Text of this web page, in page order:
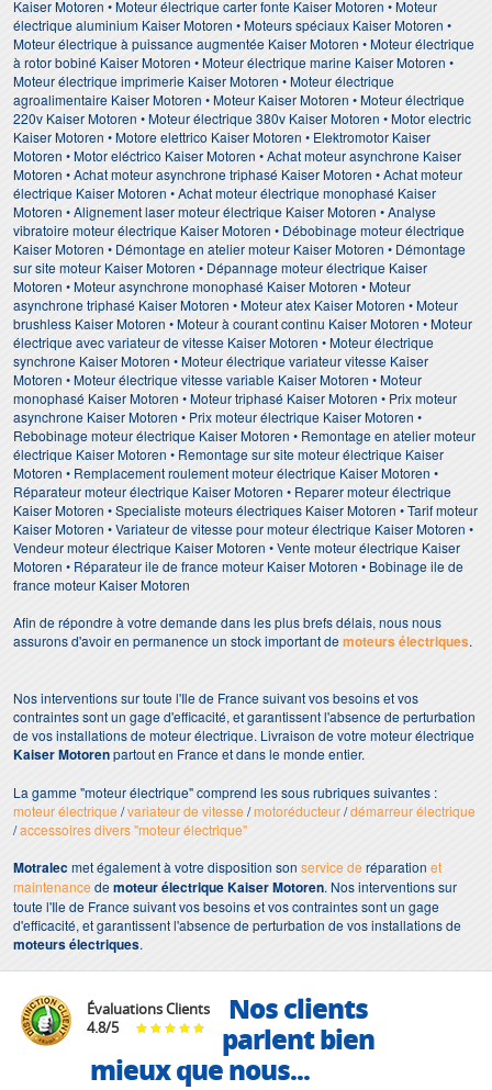
Kaiser Motoren • Moteur électrique carter fonte Kaiser Motoren • Moteur
électrique aluminium Kaiser Motoren • Moteurs spéciaux Kaiser Motoren •
Moteur électrique à puissance augmentée Kaiser Motoren • Moteur électrique
à rotor bobiné Kaiser Motoren • Moteur électrique marine Kaiser Motoren •
Moteur électrique imprimerie Kaiser Motoren • Moteur électrique
agroalimentaire Kaiser Motoren • Moteur Kaiser Motoren • Moteur électrique
220v Kaiser Motoren • Moteur électrique 380v Kaiser Motoren • Motor electric
Kaiser Motoren • Motore elettrico Kaiser Motoren • Elektromotor Kaiser
Motoren • Motor eléctrico Kaiser Motoren • Achat moteur asynchrone Kaiser
Motoren • Achat moteur asynchrone triphasé Kaiser Motoren • Achat moteur
électrique Kaiser Motoren • Achat moteur électrique monophasé Kaiser
Motoren • Alignement laser moteur électrique Kaiser Motoren • Analyse
vibratoire moteur électrique Kaiser Motoren • Débobinage moteur électrique
Kaiser Motoren • Démontage en atelier moteur Kaiser Motoren • Démontage
sur site moteur Kaiser Motoren • Dépannage moteur électrique Kaiser
Motoren • Moteur asynchrone monophasé Kaiser Motoren • Moteur
asynchrone triphasé Kaiser Motoren • Moteur atex Kaiser Motoren • Moteur
brushless Kaiser Motoren • Moteur à courant continu Kaiser Motoren • Moteur
électrique avec variateur de vitesse Kaiser Motoren • Moteur électrique
synchrone Kaiser Motoren • Moteur électrique variateur vitesse Kaiser
Motoren • Moteur électrique vitesse variable Kaiser Motoren • Moteur
monophasé Kaiser Motoren • Moteur triphasé Kaiser Motoren • Prix moteur
asynchrone Kaiser Motoren • Prix moteur électrique Kaiser Motoren •
Rebobinage moteur électrique Kaiser Motoren • Remontage en atelier moteur
électrique Kaiser Motoren • Remontage sur site moteur électrique Kaiser
Motoren • Remplacement roulement moteur électrique Kaiser Motoren •
Réparateur moteur électrique Kaiser Motoren • Reparer moteur électrique
Kaiser Motoren • Specialiste moteurs électriques Kaiser Motoren • Tarif moteur
Kaiser Motoren • Variateur de vitesse pour moteur électrique Kaiser Motoren •
Vendeur moteur électrique Kaiser Motoren • Vente moteur électrique Kaiser
Motoren • Réparateur ile de france moteur Kaiser Motoren • Bobinage ile de
france moteur Kaiser Motoren
Afin de répondre à votre demande dans les plus brefs délais, nous nous
assurons d'avoir en permanence un stock important demoteurs électriques.
Nos interventions sur toute l'Ile de France suivant vos besoins et vos
contraintes sont un gage d'efficacité, et garantissent l'absence de perturbation
de vos installations de moteur électrique. Livraison de votre moteur électrique
Kaiser Motorenpartout en France et dans le monde entier.
La gamme "moteur électrique" comprend les sous rubriques suivantes :
moteur électrique /variateur de vitesse /motoréducteur/démarreur électrique
/accessoires divers "moteur électrique"
Motralecmet également à votre disposition son service de réparation et
maintenance demoteur électrique Kaiser Motoren. Nos interventions sur
toute l'Ile de France suivant vos besoins et vos contraintes sont un gage
d'efficacité, et garantissent l'absence de perturbation de vos installations de
moteurs électriques.
Évaluations Clients
4.8/5
Nos clients
parlent bien
mieux que nous...